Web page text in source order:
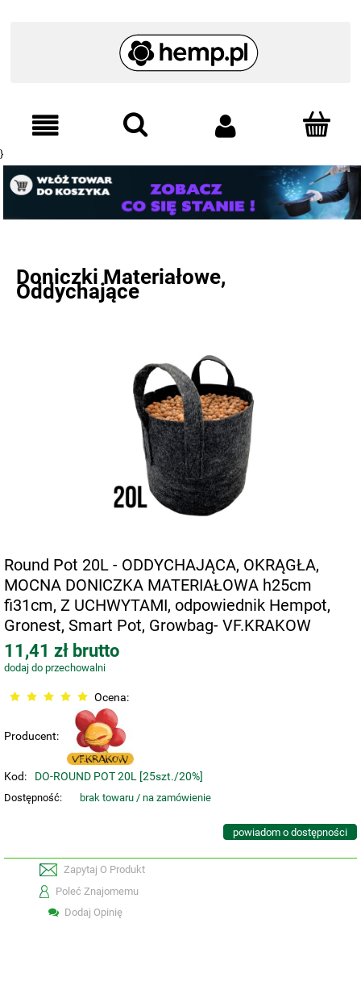
}
Doniczki Materiałowe,
Oddychające
Round Pot 20L - ODDYCHAJĄCA, OKRĄGŁA,
MOCNA DONICZKA MATERIAŁOWA h25cm
fi31cm, Z UCHWYTAMI, odpowiednik Hempot,
Gronest, Smart Pot, Growbag- VF.KRAKOW
11,41 zł brutto
dodaj do przechowalni
Ocena:
Producent:
Kod: DO-ROUND POT 20L [25szt./20%]
Dostępność: brak towaru / na zamówienie
powiadom o dostępności
Zapytaj O Produkt
Poleć Znajomemu
Dodaj Opinię